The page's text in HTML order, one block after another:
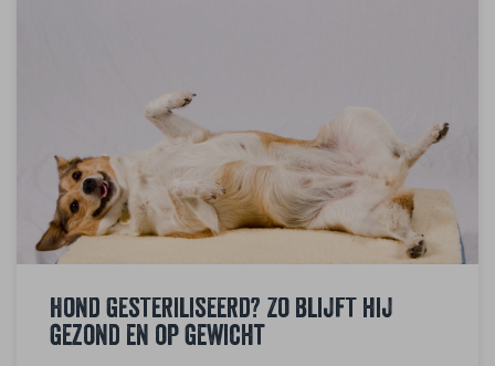
Hond gesteriliseerd? Zo blijft hij
gezond en op gewicht